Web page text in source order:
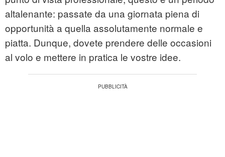
altalenante: passate da una giornata piena di
opportunità a quella assolutamente normale e
piatta. Dunque, dovete prendere delle occasioni
al volo e mettere in pratica le vostre idee.